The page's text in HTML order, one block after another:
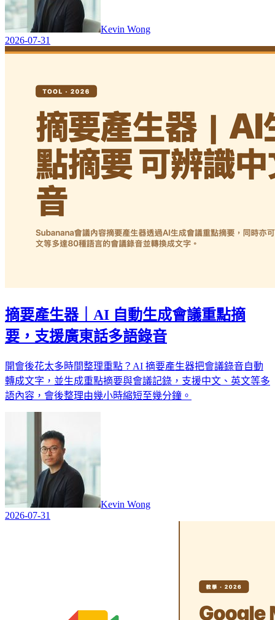
Kevin Wong
2026-07-31
摘要產生器｜AI 自動生成會議重點摘
要，支援廣東話多語錄音
開會後花太多時間整理重點？AI 摘要產生器把會議錄音自動
轉成文字，並生成重點摘要與會議記錄，支援中文、英文等多
語內容，會後整理由幾小時縮短至幾分鐘。
Kevin Wong
2026-07-31